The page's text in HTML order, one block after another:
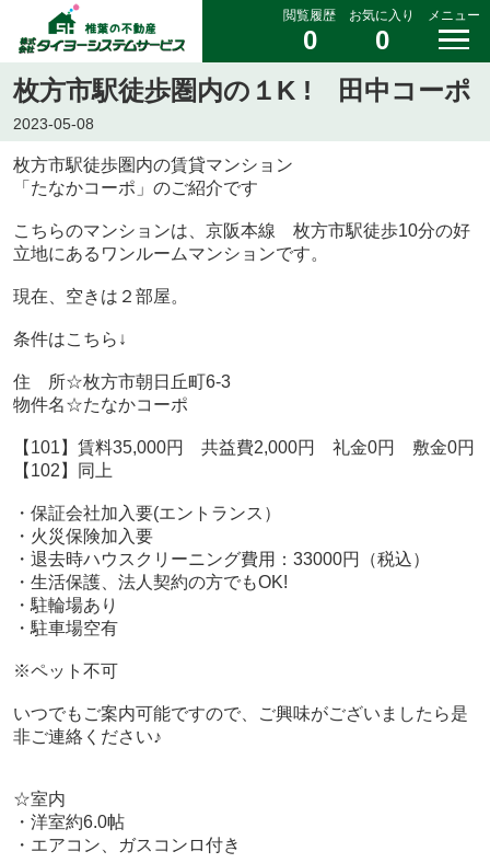
閲覧履歴
0
お気に入り
0
メニュー
枚方市駅徒歩圏内の１K ! 田中コーポ
2023-05-08
枚方市駅徒歩圏内の賃貸マンション
「たなかコーポ」のご紹介です
こちらのマンションは、京阪本線 枚方市駅徒歩10分の好
立地にあるワンルームマンションです。
現在、空きは２部屋。
条件はこちら↓
住 所☆枚方市朝日丘町6-3
物件名☆たなかコーポ
【101】賃料35,000円 共益費2,000円 礼金0円 敷金0円
【102】同上
・保証会社加入要(エントランス）
・火災保険加入要
・退去時ハウスクリーニング費用：33000円（税込）
・生活保護、法人契約の方でもOK!
・駐輪場あり
・駐車場空有
※ペット不可
いつでもご案内可能ですので、ご興味がございましたら是
非ご連絡ください♪
☆室内
・ 洋室約6.0帖
・エアコン、ガスコンロ付き